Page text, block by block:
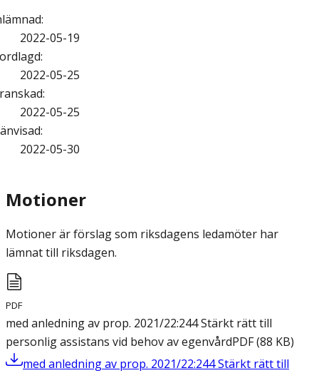
:
2022-05-19
:
2022-05-25
:
2022-05-25
:
2022-05-30
Motioner
Motioner är förslag som riksdagens ledamöter har
lämnat till riksdagen.
PDF
med anledning av prop. 2021/22:244 Stärkt rätt till
personlig assistans vid behov av egenvårdPDF(88 KB)
med anledning av prop. 2021/22:244 Stärkt rätt till